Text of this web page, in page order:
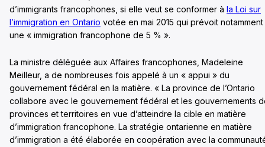
d’immigrants francophones, si elle veut se conformer à la Loi sur
l’immigration en Ontario votée en mai 2015 qui prévoit notamment
une « immigration francophone de 5 % ».
La ministre déléguée aux Affaires francophones, Madeleine
Meilleur, a de nombreuses fois appelé à un « appui » du
gouvernement fédéral en la matière. « La province de l’Ontario
collabore avec le gouvernement fédéral et les gouvernements
provinces et territoires en vue d’atteindre la cible en matière
d’immigration francophone. La stratégie ontarienne en matière
d’immigration a été élaborée en coopération avec la